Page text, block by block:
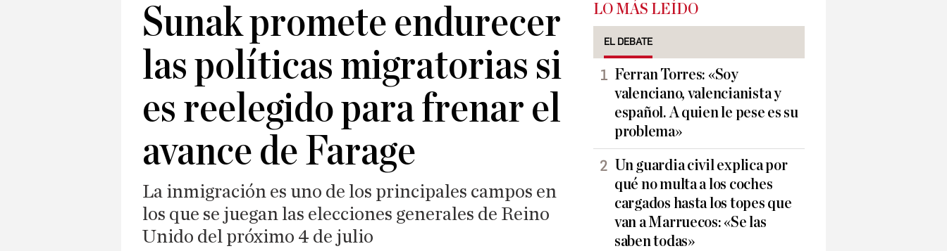
Sunak promete endurecer
las políticas migratorias si
es reelegido para frenar el
avance de Farage
La inmigración es uno de los principales campos en
los que se juegan las elecciones generales de Reino
Unido del próximo 4 de julio
LO MÁS LEÍDO
EL DEBATE
Ferran Torres: «Soy
valenciano, valencianista y
español. A quien le pese es su
problema»
Un guardia civil explica por
qué no multa a los coches
cargados hasta los topes que
van a Marruecos: «Se las
saben todas»